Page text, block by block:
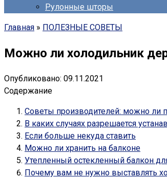
Рулонные шторы
Главная » ПОЛЕЗНЫЕ СОВЕТЫ
Можно ли холодильник
Опубликовано: 09.11.2021
Содержание
Советы производителей: можно ли
В каких случаях разрешается
Если больше некуда ставить
Можно ли хранить на балконе
Утепленный остекленный балкон
Почему вам не нужно выставлять